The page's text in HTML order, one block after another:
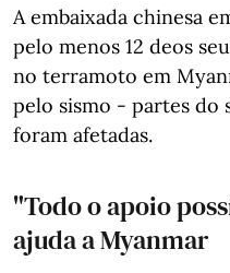
A embaixada chinesa
pelo menos 12 deos
no terramoto em
pelo sismo - partes do
foram afetadas.
"Todo o apoio
ajuda a Myanmar